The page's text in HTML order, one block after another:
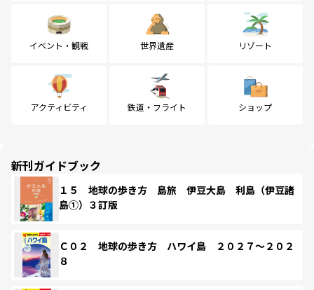
イベント・観戦 世界遺産 リゾート
アクティビティ 鉄道・フライト ショップ
新刊ガイドブック
１５ 地球の歩き方 島旅 伊豆大島 利島（伊豆諸
島①）３訂版
Ｃ０２ 地球の歩き方 ハワイ島 ２０２７～２０２
８